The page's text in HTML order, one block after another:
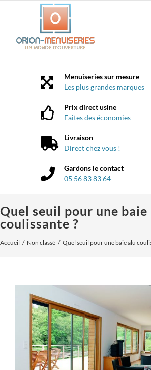
Menuiseries sur mesure
Les plus grandes marques
Prix direct usine
Faites des économies
Livraison
Direct chez vous !
Gardons le contact
05 56 83 83 64
Quel seuil pour une baie
coulissante ?
Accueil Non classé Quel seuil pour une baie alu
l'image
agrandie